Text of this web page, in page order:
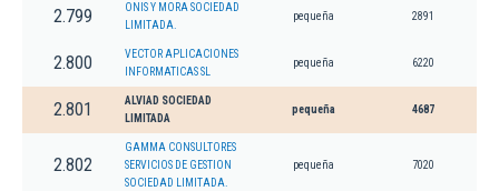
2.799
ONIS Y MORA SOCIEDAD
LIMITADA.
pequeña 2891
2.800
VECTOR APLICACIONES
INFORMATICAS SL
pequeña 6220
2.801
ALVIAD SOCIEDAD
LIMITADA
pequeña 4687
2.802
GAMMA CONSULTORES
SERVICIOS DE GESTION
SOCIEDAD LIMITADA.
pequeña 7020